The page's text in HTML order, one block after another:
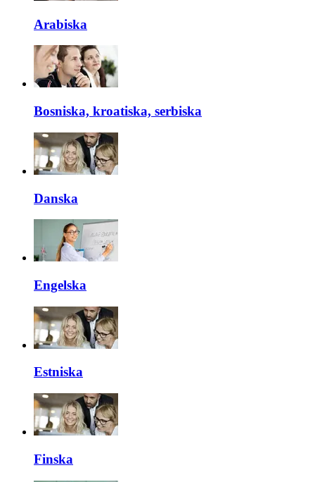
Arabiska
Bosniska, kroatiska, serbiska
Danska
Engelska
Estniska
Finska